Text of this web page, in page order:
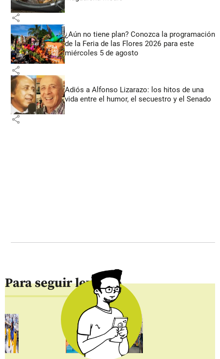
share
¿Aún no tiene plan? Conozca la programación
de la Feria de las Flores 2026 para este
miércoles 5 de agosto
share
Adiós a Alfonso Lizarazo: los hitos de una
vida entre el humor, el secuestro y el Senado
share
Para seguir leyendo